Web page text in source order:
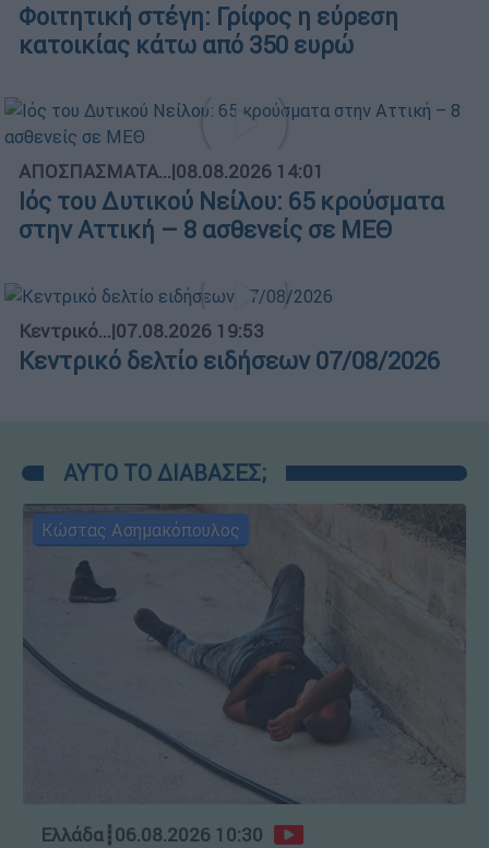
Φοιτητική στέγη: Γρίφος η εύρεση
κατοικίας κάτω από 350 ευρώ
ΑΠΟΣΠΑΣΜΑΤΑ...|08.08.2026 14:01
Ιός του Δυτικού Νείλου: 65 κρούσματα
στην Αττική – 8 ασθενείς σε ΜΕΘ
Κεντρικό...|07.08.2026 19:53
Κεντρικό δελτίο ειδήσεων 07/08/2026
ΑΥΤΟ ΤΟ ΔΙΑΒΑΣΕΣ;
Κώστας Ασημακόπουλος
Ελλάδα┋06.08.2026 10:30